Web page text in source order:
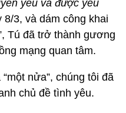
yêu và được yêu
8/3, và dám công khai
Tú đã trở thành gương
mạng quan tâm.
nửa”, chúng tôi đã
chủ đề tình yêu.